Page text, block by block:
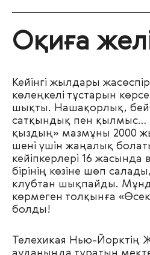
Оқиға
Кейінгі жылдары
көлеңкелі тұстарын
шықты. Нашақорлық,
сатқындық пен қылмыс…
қыздың» мазмұны 2000
шені үшін жаңалық
кейіпкерлері 16 жасында
бірінің көзіне шөп
клубтан шықпайды.
көрмеген толқынға
болды!
Телехикая Нью-Йорктің